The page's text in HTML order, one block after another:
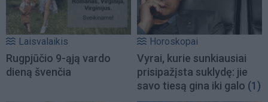
Laisvalaikis
Rugpjūčio 9-ąją vardo
dieną švenčia
Horoskopai
Vyrai, kurie sunkiausiai
prisipažįsta suklydę: jie
savo tiesą gina iki galo (1)